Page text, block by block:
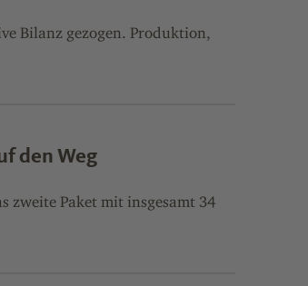
Bilanz gezogen. Produktion,
den Weg
zweite Paket mit insgesamt 34